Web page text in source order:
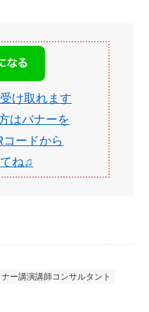
け取れます
はバナーを
ードから
ね♫
ー講演講師コンサルタント